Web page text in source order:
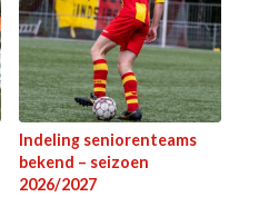
Indeling seniorenteams
bekend – seizoen
2026/2027